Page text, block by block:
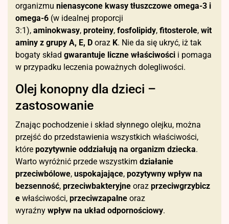
organizmu nienasycone kwasy tłuszczowe omega-3 i
omega-6 (w idealnej proporcji
3:1), aminokwasy, proteiny, fosfolipidy, fitosterole, wit
aminy z grupy A, E, D oraz K. Nie da się ukryć, iż tak
bogaty skład gwarantuje liczne właściwości i pomaga
w przypadku leczenia poważnych dolegliwości.
Olej konopny dla dzieci –
zastosowanie
Znając pochodzenie i skład słynnego olejku, można
przejść do przedstawienia wszystkich właściwości,
które pozytywnie oddziałują na organizm dziecka.
Warto wyróżnić przede wszystkim działanie
przeciwbólowe, uspokajające, pozytywny wpływ na
bezsenność, przeciwbakteryjne oraz przeciwgrzybicz
e właściwości, przeciwzapalne oraz
wyraźny wpływ na układ odpornościowy.